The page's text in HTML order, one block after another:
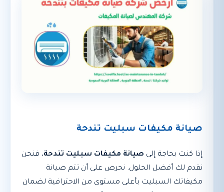
صيانة مكيفات سبليت تندحة
إذا كنت بحاجة إلى صيانة مكيفات سبليت تندحة، فنحن
نقدم لك أفضل الحلول. نحرص على أن تتم صيانة
مكيفاتك السبليت بأعلى مستوى من الاحترافية لضمان